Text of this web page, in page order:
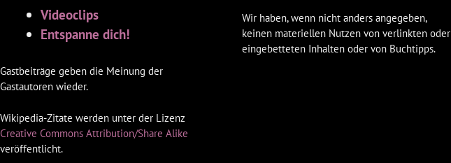
Videoclips
Entspanne dich!
Gastbeiträge geben die Meinung der
Gastautoren wieder.
Wikipedia-Zitate werden unter der Lizenz
Creative Commons Attribution/Share Alike
veröffentlicht.
Wir haben, wenn nicht anders angegeben,
keinen materiellen Nutzen von verlinkten oder
eingebetteten Inhalten oder von Buchtipps.